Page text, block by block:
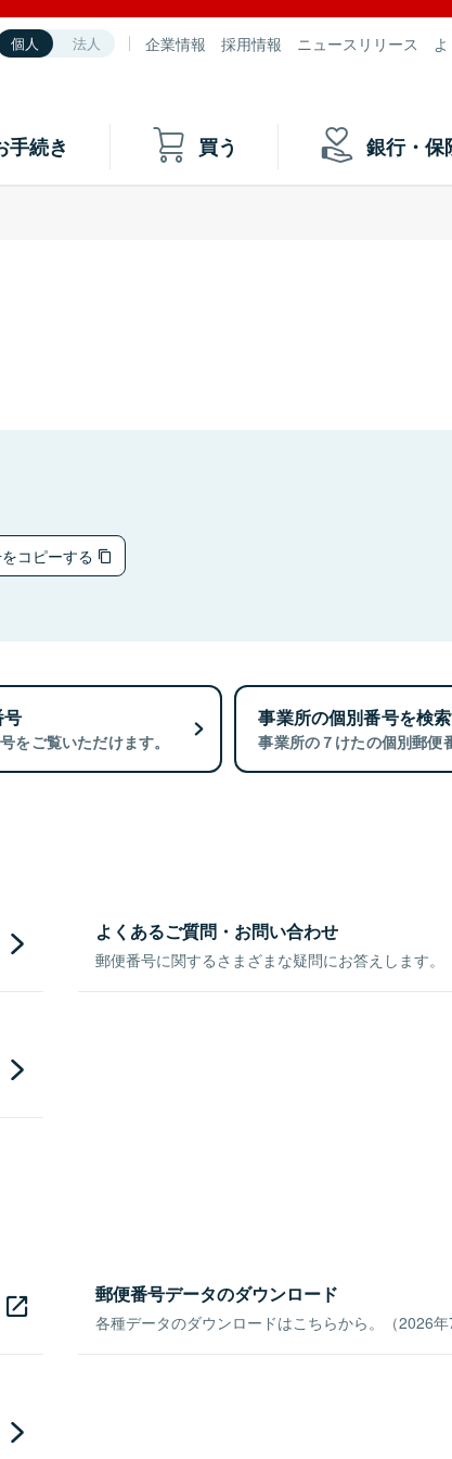
個人 法人 企業情報 採用情報 ニュースリリース
手続き 買う 銀行・保
コピーする
をご覧いただけます。
事業所の個別番号を検
事業所の７けたの個別郵便
よくあるご質問・お問い合わせ
郵便番号に関するさまざまな疑問にお答えします。
郵便番号データのダウンロード
各種データのダウンロードはこちらから。（2026年